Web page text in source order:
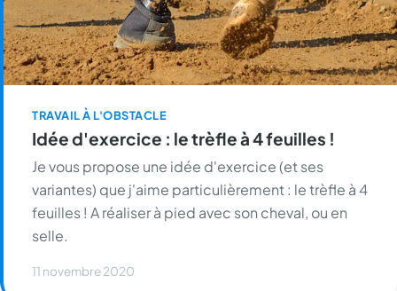
TRAVAIL À L'OBSTACLE
Idée d'exercice : le trèfle à 4 feuilles !
Je vous propose une idée d'exercice (et ses
variantes) que j'aime particulièrement : le trèfle à 4
feuilles ! A réaliser à pied avec son cheval, ou en
selle.
11 novembre 2020